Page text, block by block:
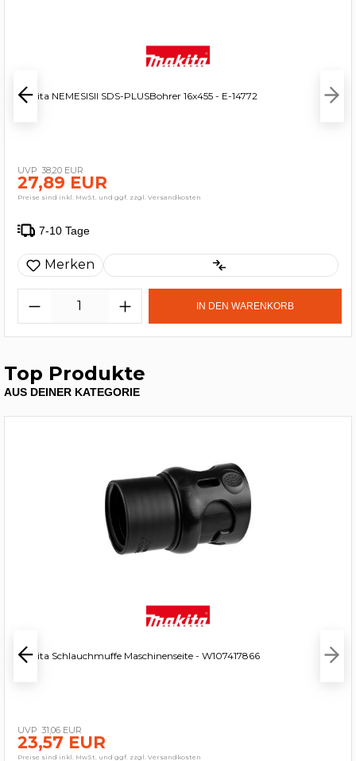
Makita NEMESISII SDS-PLUSBohrer 16x455 - E-14772
38,20 EUR
27,89 EUR
Preise sind inkl. MwSt. und ggf. zzgl. Versandkosten
7-10 Tage
Merken
IN DEN WARENKORB
Top Produkte
AUS DEINER KATEGORIE
Makita Schlauchmuffe Maschinenseite - W107417866
31,06 EUR
23,57 EUR
Preise sind inkl. MwSt. und ggf. zzgl. Versandkosten